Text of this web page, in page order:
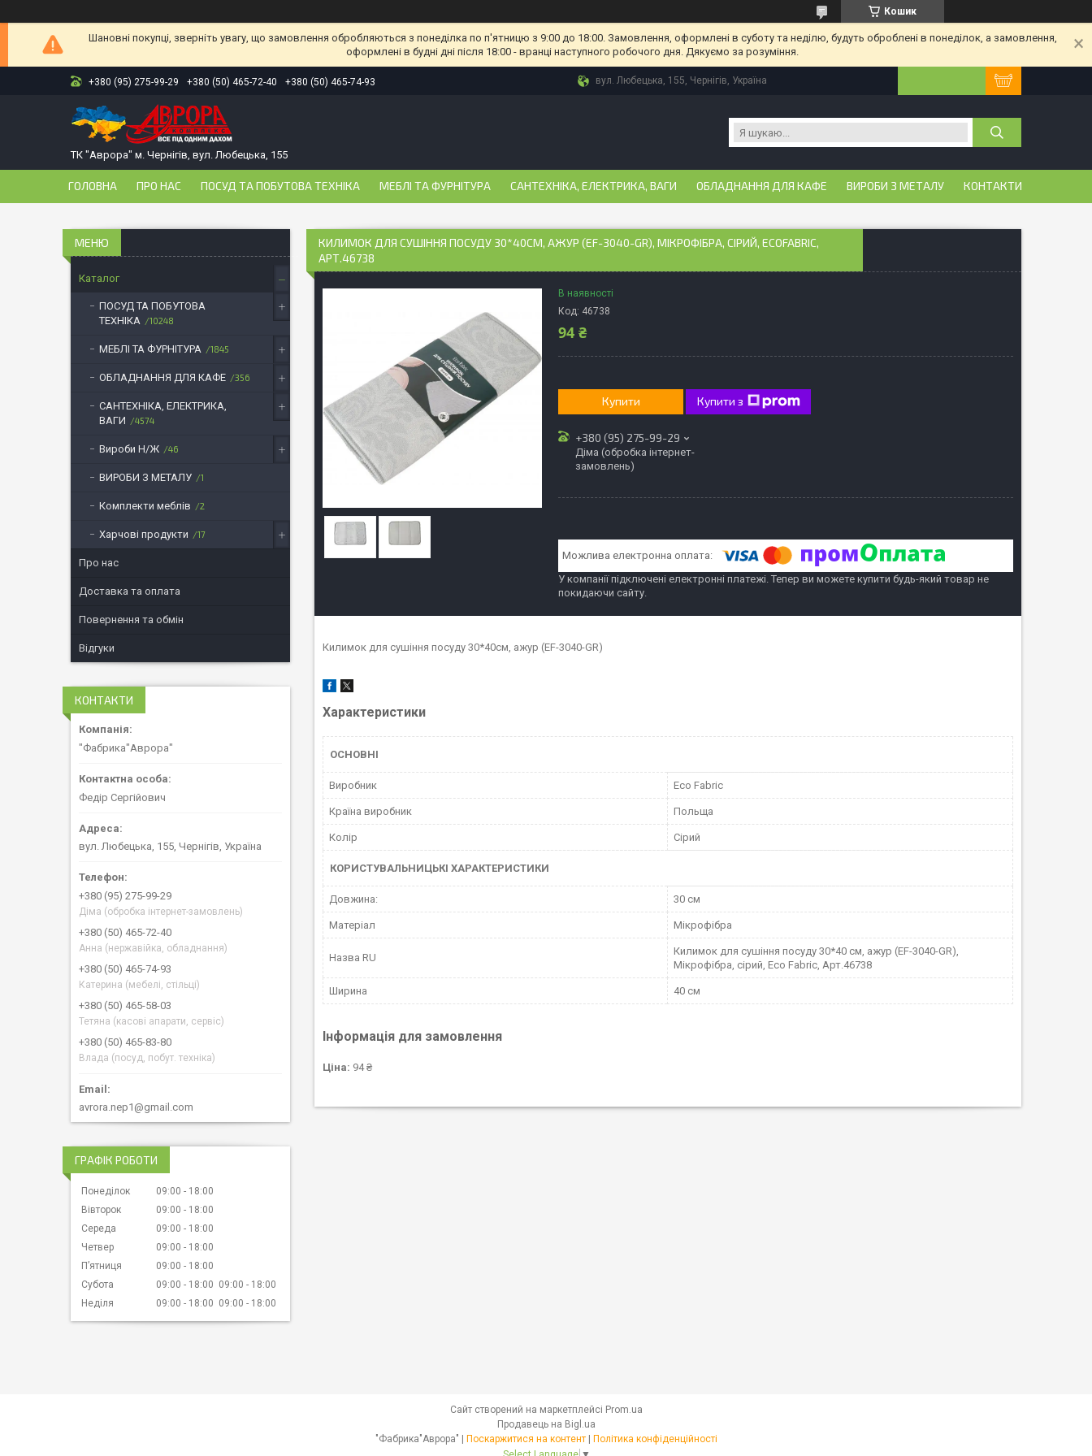
Кошик
Шановні покупці, зверніть увагу, що замовлення обробляються з понеділка по п'ятницю з 9:00 до 18:00. Замовлення, оформлені в суботу та неділю, будуть оброблені в понеділок, а замовлення,
оформлені в будні дні після 18:00 - вранці наступного робочого дня. Дякуємо за розуміння.
+380 (95) 275-99-29 +380 (50) 465-72-40 +380 (50) 465-74-93 вул. Любецька, 155, Чернігів, Україна
ТК "Аврора" м. Чернігів, вул. Любецька, 155
ГОЛОВНА ПРО НАС ПОСУД ТА ПОБУТОВА ТЕХНІКА МЕБЛІ ТА ФУРНІТУРА САНТЕХНІКА, ЕЛЕКТРИКА, ВАГИ ОБЛАДНАННЯ ДЛЯ КАФЕ ВИРОБИ З МЕТАЛУ КОНТАКТИ
КИЛИМОК ДЛЯ СУШІННЯ ПОСУДУ 30*40СМ, АЖУР (EF-3040-GR), МІКРОФІБРА, СІРИЙ, ECOFABRIC,
АРТ.46738
В наявності
Код: 46738
94 ₴
Купити Купити з
+380 (95) 275-99-29
Діма (обробка інтернет-
замовлень)
У компанії підключені електронні платежі. Тепер ви можете купити будь-який товар не
покидаючи сайту.
Килимок для сушіння посуду 30*40см, ажур (EF-3040-GR)
Характеристики
ОСНОВНІ
Виробник Eco Fabric
Країна виробник Польща
Колір Сірий
КОРИСТУВАЛЬНИЦЬКІ ХАРАКТЕРИСТИКИ
Довжина: 30 см
Матеріал Мікрофібра
Назва RU
Килимок для сушіння посуду 30*40 см, ажур (EF-3040-GR),
Мікрофібра, сірий, Eco Fabric, Арт.46738
Ширина 40 см
Інформація для замовлення
Ціна: 94 ₴
Каталог
ПОСУД ТА ПОБУТОВА
ТЕХНІКА
10248
МЕБЛІ ТА ФУРНІТУРА 1845
ОБЛАДНАННЯ ДЛЯ КАФЕ 356
САНТЕХНІКА, ЕЛЕКТРИКА,
ВАГИ
4574
Вироби Н/Ж 46
ВИРОБИ З МЕТАЛУ 1
Комплекти меблів 2
Харчові продукти 17
Про нас
Доставка та оплата
Повернення та обмін
Відгуки
КОНТАКТИ
"Фабрика"Аврора"
Федір Сергійович
вул. Любецька, 155, Чернігів, Україна
+380 (95) 275-99-29
Діма (обробка інтернет-замовлень)
+380 (50) 465-72-40
Анна (нержавійка, обладнання)
+380 (50) 465-74-93
Катерина (мебелі, стільці)
+380 (50) 465-58-03
Тетяна (касові апарати, сервіс)
+380 (50) 465-83-80
Влада (посуд, побут. техніка)
avrora.nep1@gmail.com
ГРАФІК РОБОТИ
Понеділок 09:00
18:00
Вівторок
09:00
18:00
Середа
09:00
18:00
Четвер
09:00
18:00
Пʼятниця
09:00
18:00
Субота
09:00 18:00 09:00
18:00
Неділя
09:00 18:00 09:00 18:00
Сайт створений на маркетплейсі Prom.ua
Продавець на Bigl.ua
Поскаржитися на контент
Політика конфіденційності